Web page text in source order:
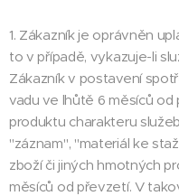
1. Zákazník je oprávněn
to v případě, vykazuje-li
Zákazník v postavení
vadu ve lhůtě 6 měsíců
produktu charakteru
"záznam", "materiál ke
zboží či jiných hmotných
měsíců od převzetí. V